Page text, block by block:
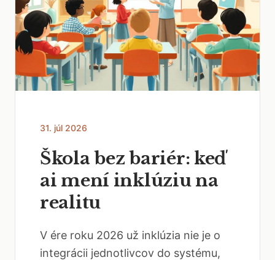
31. júl 2026
Škola bez bariér: keď
ai mení inklúziu na
realitu
V ére roku 2026 už inklúzia nie je o
integrácii jednotlivcov do systému,